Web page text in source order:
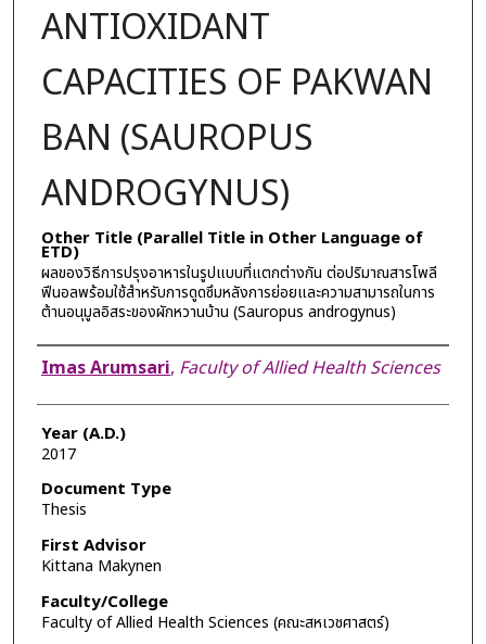
ANTIOXIDANT
CAPACITIES OF PAKWAN
BAN (SAUROPUS
ANDROGYNUS)
Other Title (Parallel Title in Other Language of
ETD)
ผลของวิธีการปรุงอาหารในรูปแบบที่แตกต่างกัน ต่อปริมาณสารโพลี
ฟีนอลพร้อมใช้สำหรับการดูดซึมหลังการย่อยและความสามารถในการ
ต้านอนุมูลอิสระของผักหวานบ้าน (Sauropus androgynus)
Author
Imas Arumsari, Faculty of Allied Health Sciences
Year (A.D.)
2017
Document Type
Thesis
First Advisor
Kittana Makynen
Faculty/College
Faculty of Allied Health Sciences (คณะสหเวชศาสตร์)